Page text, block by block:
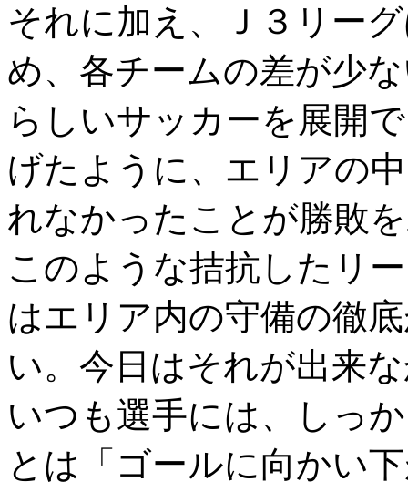
それに加え、Ｊ３リー
め、各チームの差が少
らしいサッカーを展開
げたように、エリアの
れなかったことが勝敗
このような拮抗したリ
はエリア内の守備の徹
い。今日はそれが出来
いつも選手には、しっ
とは「ゴールに向かい